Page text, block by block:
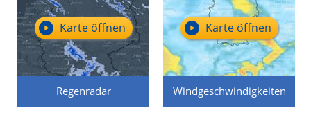
Regenradar
Karte öffnen
Windgeschwindigkeiten
Karte öffnen